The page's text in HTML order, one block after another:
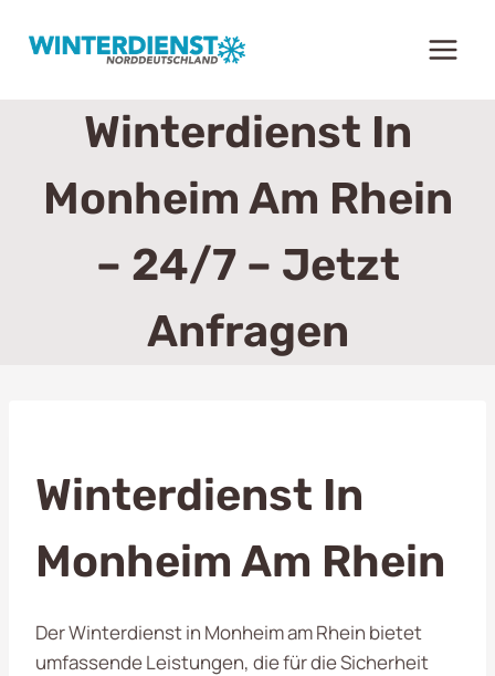
Inhalt
Winterdienst In
Monheim Am Rhein
– 24/7 – Jetzt
Anfragen
Winterdienst In
Monheim Am Rhein
Der Winterdienst in Monheim am Rhein bietet
umfassende Leistungen, die für die Sicherheit